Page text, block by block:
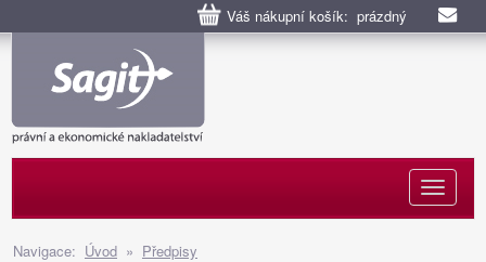
Váš nákupní košík: prázdný
Navigace: Úvod » Předpisy